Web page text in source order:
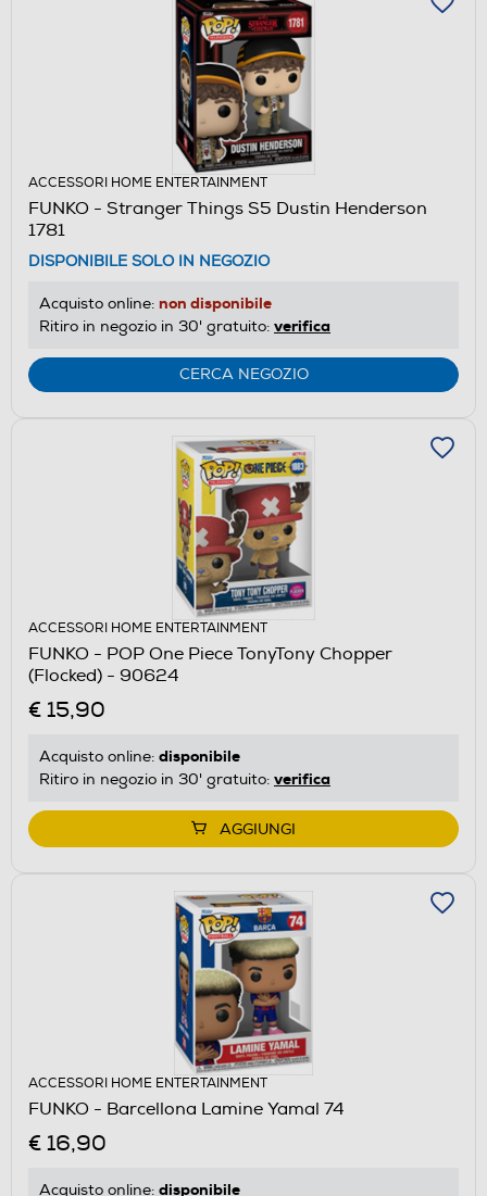
ACCESSORI HOME ENTERTAINMENT
FUNKO - Stranger Things S5 Dustin Henderson
1781
DISPONIBILE SOLO IN NEGOZIO
Acquisto online: non disponibile
Ritiro in negozio in 30' gratuito: verifica
CERCA NEGOZIO
ACCESSORI HOME ENTERTAINMENT
FUNKO - POP One Piece TonyTony Chopper
(Flocked) - 90624
€ 15,90
Acquisto online: disponibile
Ritiro in negozio in 30' gratuito: verifica
AGGIUNGI
ACCESSORI HOME ENTERTAINMENT
FUNKO - Barcellona Lamine Yamal 74
€ 16,90
Acquisto online: disponibile